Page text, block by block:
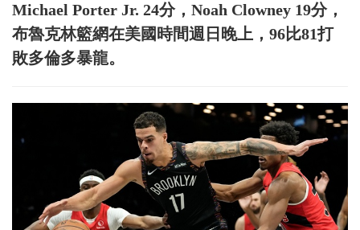
Michael Porter Jr. 24分，Noah Clowney 19分，
布魯克林籃網在美國時間週日晚上，96比81打
敗多倫多暴龍。